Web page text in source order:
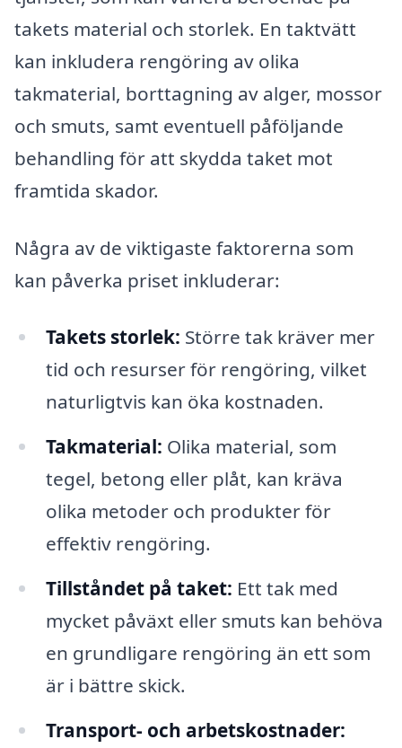
takets material och storlek. En taktvätt
kan inkludera rengöring av olika
takmaterial, borttagning av alger, mossor
och smuts, samt eventuell påföljande
behandling för att skydda taket mot
framtida skador.
Några av de viktigaste faktorerna som
kan påverka priset inkluderar:
Takets storlek: Större tak kräver mer
tid och resurser för rengöring, vilket
naturligtvis kan öka kostnaden.
Takmaterial: Olika material, som
tegel, betong eller plåt, kan kräva
olika metoder och produkter för
effektiv rengöring.
Tillståndet på taket: Ett tak med
mycket påväxt eller smuts kan behöva
en grundligare rengöring än ett som
är i bättre skick.
Transport- och arbetskostnader: